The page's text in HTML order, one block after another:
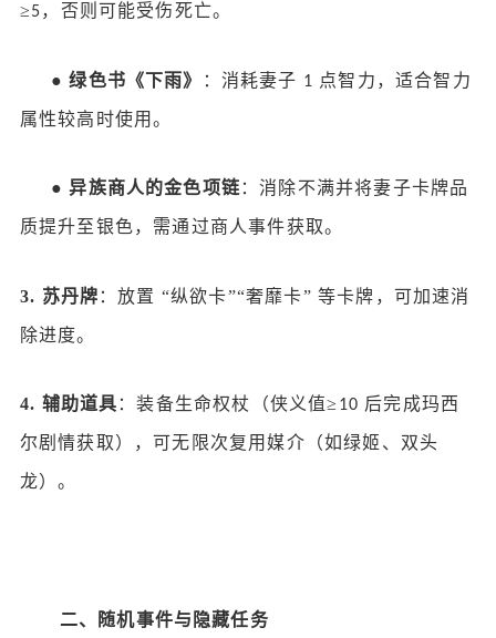
≥5，否则可能受伤死亡。
● 绿色书《下雨》 ：消耗妻子 1 点智力，适合智力
属性较高时使用。
● 异族商人的金色项链 ：消除不满并将妻子卡牌品
质提升至银色，需通过商人事件获取。
3. 苏丹牌 ：放置 “纵欲卡”“奢靡卡” 等卡牌，可加速消
除进度。
4. 辅助道具 ：装备生命权杖（侠义值≥ 10后完成玛西
尔剧情获取），可无限次复用媒介（如绿姬、双头
龙）。
二、随机事件与隐藏任务